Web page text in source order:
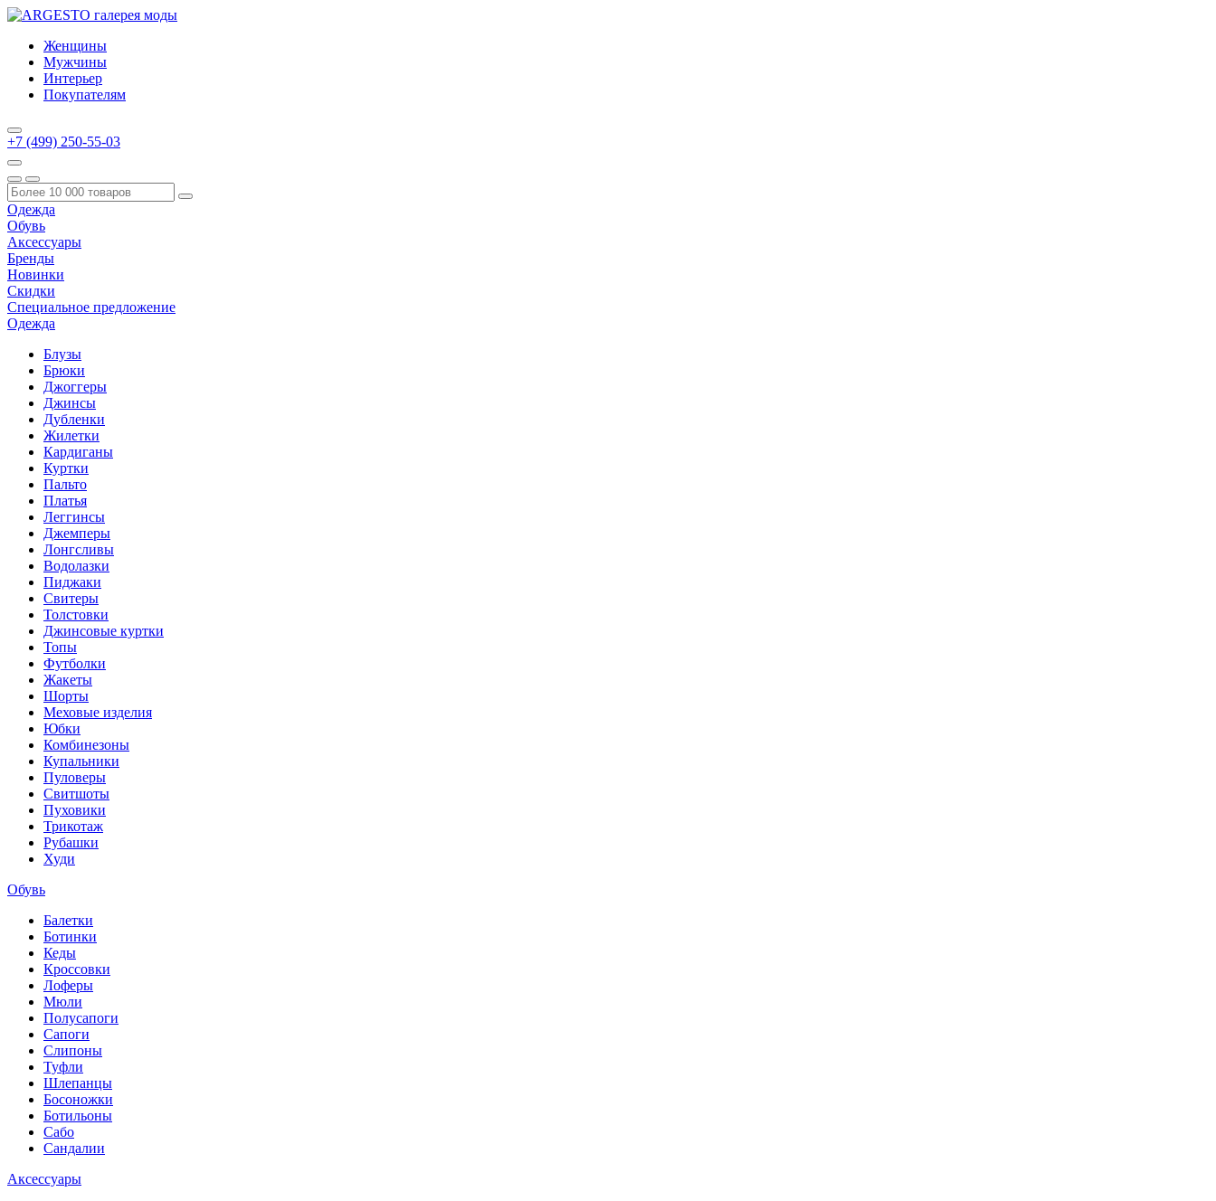
Женщины
Мужчины
Интерьер
Покупателям
+7 (499) 250-55-03
Одежда
Обувь
Аксессуары
Бренды
Новинки
Скидки
Специальное предложение
Одежда
Блузы
Брюки
Джоггеры
Джинсы
Дубленки
Жилетки
Кардиганы
Куртки
Пальто
Платья
Леггинсы
Джемперы
Лонгсливы
Водолазки
Пиджаки
Свитеры
Толстовки
Джинсовые куртки
Топы
Футболки
Жакеты
Шорты
Меховые изделия
Юбки
Комбинезоны
Купальники
Пуловеры
Свитшоты
Пуховики
Трикотаж
Рубашки
Худи
Обувь
Балетки
Ботинки
Кеды
Кроссовки
Лоферы
Мюли
Полусапоги
Сапоги
Слипоны
Туфли
Шлепанцы
Босоножки
Ботильоны
Сабо
Сандалии
Аксессуары